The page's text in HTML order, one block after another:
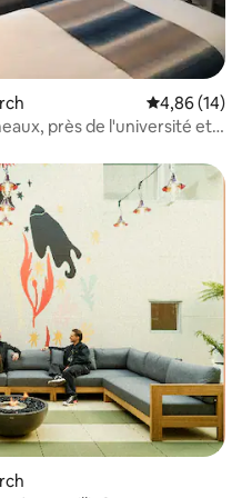
Évaluation
4,86 (14)
près de l'université et